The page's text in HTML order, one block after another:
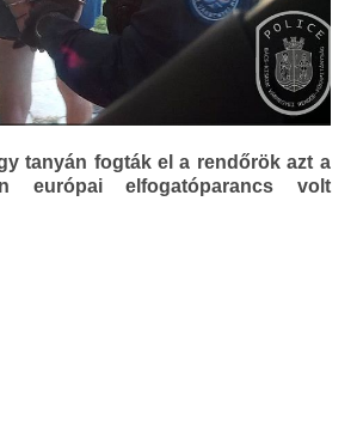
tanyán fogták el a rendőrök azt a
európai elfogatóparancs volt